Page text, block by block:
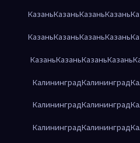
КазаньКазаньКазаньКазань
КазаньКазаньКазаньКазань
КазаньКазаньКазаньКазань
КалининградКалининград
КалининградКалининград
КалининградКалининград